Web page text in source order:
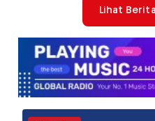
Lihat